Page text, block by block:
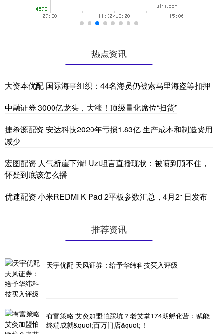
热点资讯
大资本优配 国际海事组织：44名海员仍被索马里海盗等扣押
中融证券 3000亿龙头，大涨！顶级量化席位“扫货”
捷希源配资 安达科技2020年亏损1.83亿 生产成本和制造费用
减少
宏图配资 人气断崖下滑! Uzi坦言直播现状：被喷到顶不住，
怀疑到底该怎么播
优速配资 小米REDMI K Pad 2平板参数汇总，4月21日发布
推荐资讯
天宇优配 天风证券：给予华纬科技买入评级
有富策略 艾灸加盟怕踩坑？老艾堂174期孵化营：赋能
终端成就&quot;百万门店&quot;！